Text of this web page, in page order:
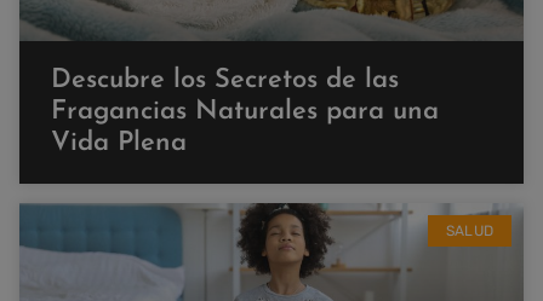
Descubre los Secretos de las
Fragancias Naturales para una
Vida Plena
SALUD